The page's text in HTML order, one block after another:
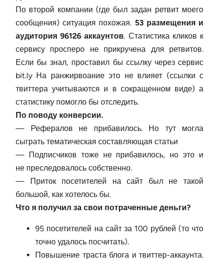
По второй компании (где был задан ретвит моего
сообщения) ситуация похожая. 53 размещения и
аудитория 96126 аккаунтов. Статистика кликов к
сервису просперо не прикручена для ретвитов.
Если бы знал, проставил бы ссылку через сервис
bit.ly На ранжирвоание это не влияет (ссылки с
твиттера учитываются и в сокращенном виде) а
статистику помогло бы отследить.
По поводу конверсии.
— Рефералов не прибавилось. Но тут могла
сыграть тематическая составляющая статьи
— Подписчиков тоже не прибавилось, но это и
не преследовалось собственно.
— Приток посетителей на сайт был не такой
большой, как хотелось бы.
Что я получил за свои потраченные деньги?
95 посетителей на сайт за 100 рублей (то что
точно удалось посчитать).
Повышение траста блога и твиттер-аккаунта.